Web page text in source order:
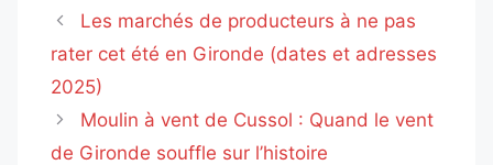
Les marchés de producteurs à ne pas
rater cet été en Gironde (dates et adresses
2025)
Moulin à vent de Cussol : Quand le vent
de Gironde souffle sur l’histoire